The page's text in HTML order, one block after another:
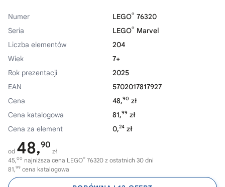
Numer LEGO® 76320
Seria
LEGO® Marvel
Liczba elementów
204
Wiek
7+
Rok prezentacji
2025
EAN
5702017817927
Cena
48,90 zł
Cena katalogowa
81,99 zł
Cena za element
0,24 zł
od 48,90
zł
45,00 najniższa cena LEGO® 76320 z ostatnich 30 dni
81,99 cena katalogowa